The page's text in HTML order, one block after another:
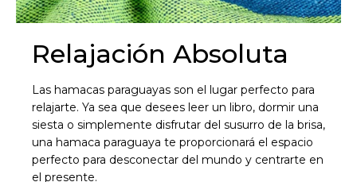
Relajación Absoluta
Las hamacas paraguayas son el lugar perfecto para
relajarte. Ya sea que desees leer un libro, dormir una
siesta o simplemente disfrutar del susurro de la brisa,
una hamaca paraguaya te proporcionará el espacio
perfecto para desconectar del mundo y centrarte en
el presente.
Comprá ahora y Pagá
Después, hasta en 12
¡Sumate a la forma más ágil de
Comprá en 3 cuotas sin recargo o hasta en
12 cuotas * ¡Solo con tu cédula!
Verifica si estás calificado para comprar con
Pago Después:
Estás calificado para comprar usando Pago